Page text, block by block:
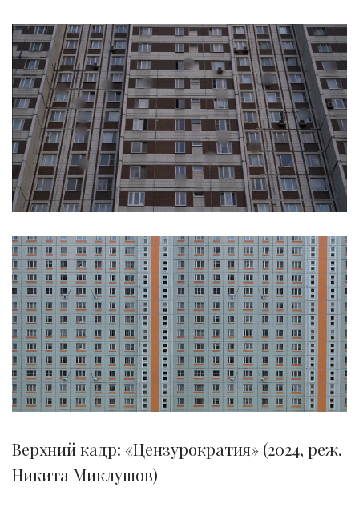
Верхний кадр: «Цензурократия» (2024, реж.
Никита Миклушов)